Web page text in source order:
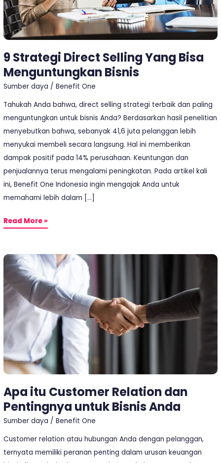
9 Strategi Direct Selling Yang Bisa
Menguntungkan Bisnis
Sumber daya /Benefit One
Tahukah Anda bahwa, direct selling strategi terbaik dan paling
menguntungkan untuk bisnis Anda? Berdasarkan hasil penelitian
menyebutkan bahwa, sebanyak 41,6 juta pelanggan lebih
menyukai membeli secara langsung. Hal ini memberikan
dampak positif pada 14% perusahaan. Keuntungan dan
penjualannya terus mengalami peningkatan. Pada artikel kali
ini, Benefit One Indonesia ingin mengajak Anda untuk
memahami lebih dalam […]
Read More »
Apa itu Customer Relation dan
Pentingnya untuk Bisnis Anda
Sumber daya /Benefit One
Customer relation atau hubungan Anda dengan pelanggan,
ternyata memiliki peranan penting dalam urusan keuangan
Apa
Customer
Relation
dan
Pentingnya
untuk
Bisnis
Anda